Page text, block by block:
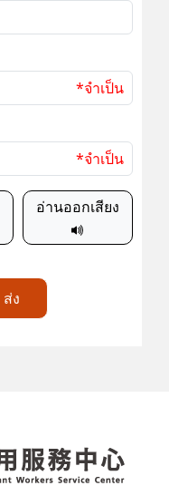
*จำเป็น
*จำเป็น
อ่านออกเสียง
ส่ง